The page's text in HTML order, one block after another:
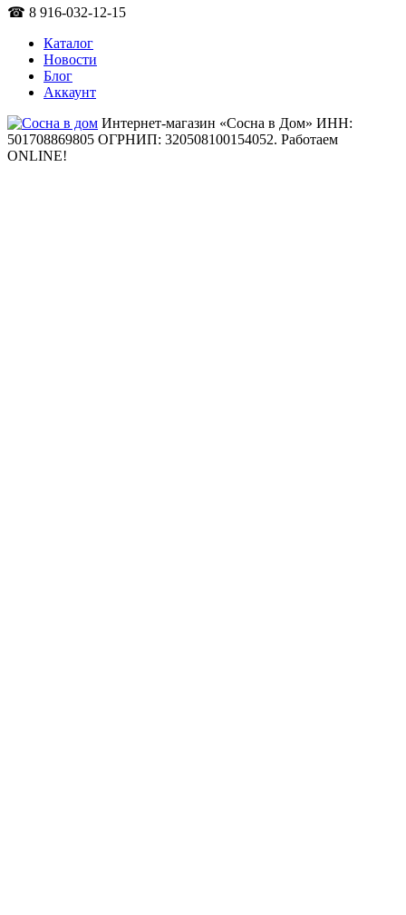
☎ 8 916-032-12-15
Каталог
Новости
Блог
Аккаунт
Интернет-магазин «Сосна в Дом» ИНН:
501708869805 ОГРНИП: 320508100154052. Работаем
ONLINE!